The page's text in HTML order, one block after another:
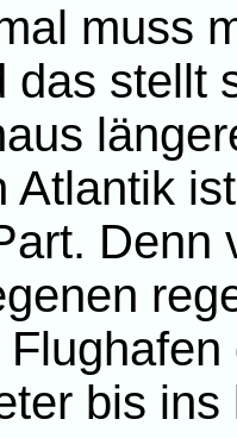
muss
das stellt
Atlantik
Denn
bis